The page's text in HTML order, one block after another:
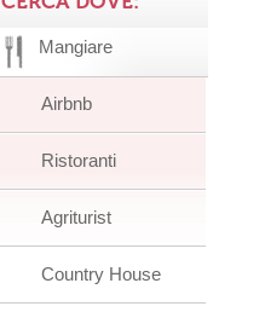
Mangiare
Airbnb
Ristoranti
Agriturist
Country House